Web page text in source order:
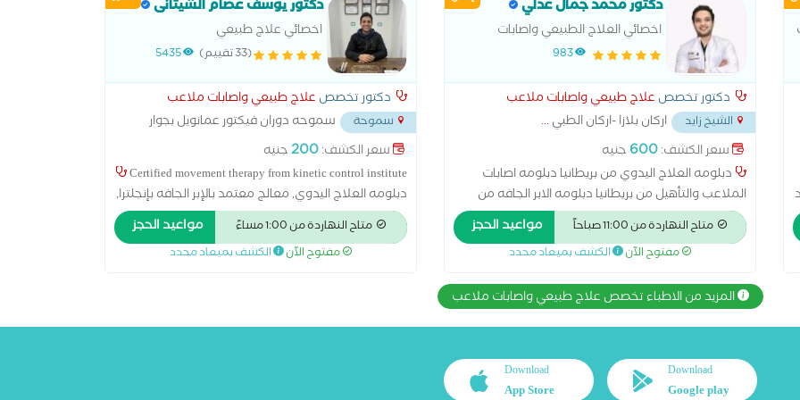
دكتور محمد جمال عدلي
اخصائي العلاج الطبيعي واصابات
الملاعب والعمود الفقري
983
دكتور تخصص علاج طبيعي واصابات ملاعب
الشيخ زايد اركان بلازا -اركان الطبي...
سعر الكشف:600 جنيه
دبلومه العلاج اليدوي من بريطانيا دبلومه اصابات
الملاعب والتأهيل من بريطانيا دبلومه الابر الجافه من
بريطانيا دبلومه تقويم العمود الفقري من بريطانيا
متاح النهاردة من 11:00 صباحاً مواعيد الحجز
مفتوح الآن الكشف بميعاد محدد
دكتور يوسف عصام الشيتانى
اخصائي علاج طبيعي
(33 تقييم) 5435
دكتور تخصص علاج طبيعي واصابات ملاعب
سموحة
سموحه دوران فيكتور عمانويل بجوار
لابوار...
سعر الكشف:200جنيه
Certified movement therapy from kinetic control institute
دبلومه العلاج اليدوي, معالج معتمد بالإبر الجافه بإنجلترا,
معالج معتمد من معهد موليجان بنيوزلاندا,علاج اصابات
العمود الفقري, علاج إصابات الأعصاب والشلل والجلطات
متاح النهاردة من 1:00 مساءً مواعيد الحجز
مفتوح الآن الكشف بميعاد محدد
المزيد من الاطباء تخصص علاج طبيعي واصابات ملاعب
Download
Google play
Download
App Store